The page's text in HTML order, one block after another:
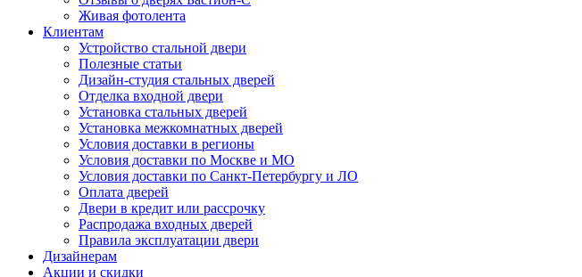
Живая фотолента
Клиентам
Устройство стальной двери
Полезные статьи
Дизайн-студия стальных дверей
Отделка входной двери
Установка стальных дверей
Установка межкомнатных дверей
Условия доставки в регионы
Условия доставки по Москве и МО
Условия доставки по Санкт-Петербургу и ЛО
Оплата дверей
Двери в кредит или рассрочку
Распродажа входных дверей
Правила эксплуатации двери
Дизайнерам
Акции и скидки